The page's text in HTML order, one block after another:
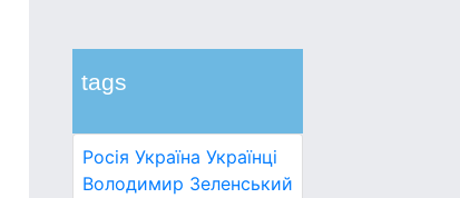
tags
Росія Україна Українці
Володимир Зеленський